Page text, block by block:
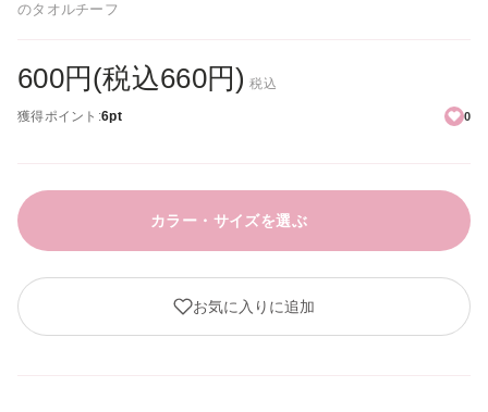
のタオルチーフ
600円(税込660円) 税込
獲得ポイント:6pt 0
カラー・サイズを選ぶ
お気に入りに追加